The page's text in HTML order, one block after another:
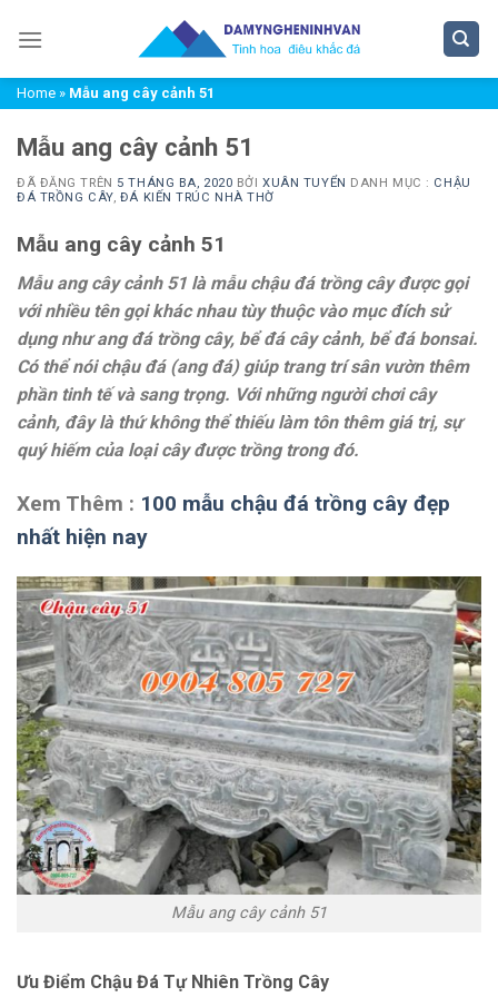
đến
dungHome » Mẫu ang cây cảnh 51
Mẫu ang cây cảnh 51
ĐÃ ĐĂNG TRÊN 5 THÁNG BA, 2020 BỞIXUÂN TUYỂN DANH MỤC : CHẬU
ĐÁ TRỒNG CÂY, ĐÁ KIẾN TRÚC NHÀ THỜ
Mẫu ang cây cảnh 51
Mẫu ang cây cảnh 51 là mẫu chậu đá trồng cây được gọi
với nhiều tên gọi khác nhau tùy thuộc vào mục đích sử
dụng như ang đá trồng cây, bể đá cây cảnh, bể đá bonsai.
Có thể nói chậu đá (ang đá) giúp trang trí sân vườn thêm
phần tinh tế và sang trọng. Với những người chơi cây
cảnh, đây là thứ không thể thiếu làm tôn thêm giá trị, sự
quý hiếm của loại cây được trồng trong đó.
Xem Thêm : 100 mẫu chậu đá trồng cây đẹp
nhất hiện nay
Mẫu ang cây cảnh 51
Ưu Điểm Chậu Đá Tự Nhiên Trồng Cây